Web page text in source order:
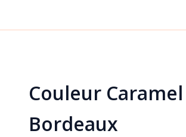
Couleur Caramel
Bordeaux